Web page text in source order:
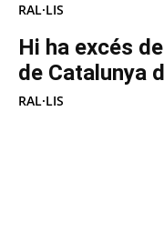
RAL·LIS
Hi ha excés
de Catalunya
RAL·LIS